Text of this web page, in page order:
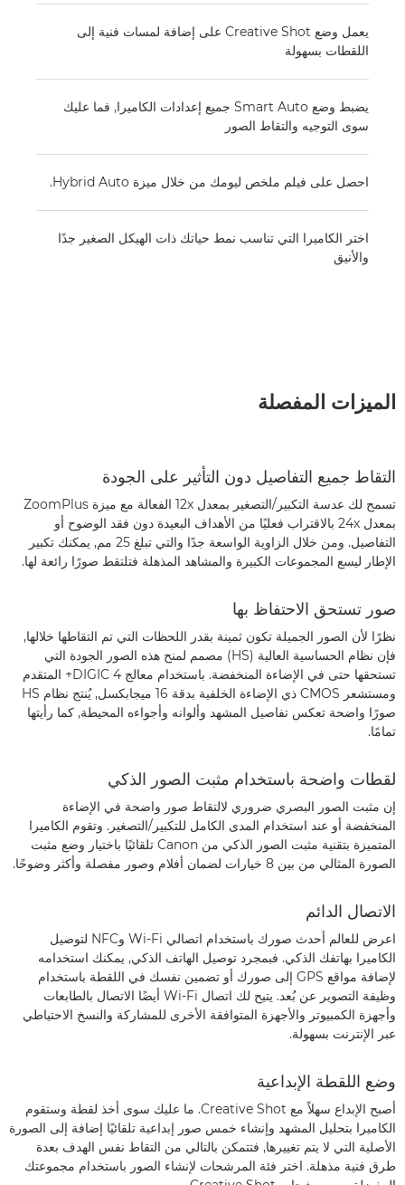
يعمل وضع Creative Shot على إضافة لمسات فنية إلى
اللقطات بسهولة
يضبط وضع Smart Auto جميع إعدادات الكاميرا, فما عليك
سوى التوجيه والتقاط الصور
احصل على فيلم ملخص ليومك من خلال ميزة Hybrid Auto.
اختر الكاميرا التي تناسب نمط حياتك ذات الهيكل الصغير جدًا
والأنيق
الميزات المفصلة
التقاط جميع التفاصيل دون التأثير على الجودة
تسمح لك عدسة التكبير/التصغير بمعدل 12x الفعالة مع ميزة ZoomPlus
بمعدل 24x بالاقتراب فعليًا من الأهداف البعيدة دون فقد الوضوح أو
التفاصيل. ومن خلال الزاوية الواسعة جدًا والتي تبلغ 25 مم, يمكنك تكبير
الإطار ليسع المجموعات الكبيرة والمشاهد المذهلة فتلتقط صورًا رائعة لها.
صور تستحق الاحتفاظ بها
نظرًا لأن الصور الجميلة تكون ثمينة بقدر اللحظات التي تم التقاطها خلالها,
فإن نظام الحساسية العالية (HS) مصمم لمنح هذه الصور الجودة التي
تستحقها حتى في الإضاءة المنخفضة. باستخدام معالج DIGIC 4+ المتقدم
ومستشعر CMOS ذي الإضاءة الخلفية بدقة 16 ميجابكسل, يُنتج نظام HS
صورًا واضحة تعكس تفاصيل المشهد وألوانه وأجواءه المحيطة, كما رأيتها
تمامًا.
لقطات واضحة باستخدام مثبت الصور الذكي
إن مثبت الصور البصري ضروري لالتقاط صور واضحة في الإضاءة
المنخفضة أو عند استخدام المدى الكامل للتكبير/التصغير. وتقوم الكاميرا
المتميزة بتقنية ‏مثبت الصور الذكي من Canon تلقائيًا باختيار وضع مثبت
الصورة المثالي من بين 8 خيارات لضمان أفلام وصور مفصلة وأكثر وضوحًا.
الاتصال الدائم
اعرض للعالم أحدث صورك باستخدام اتصالي Wi-Fi وNFC لتوصيل
الكاميرا بهاتفك الذكي. فبمجرد توصيل الهاتف الذكي, يمكنك استخدامه
لإضافة مواقع GPS إلى صورك أو تضمين نفسك في اللقطة باستخدام
وظيفة التصوير عن بُعد. يتيح لك اتصال Wi-Fi أيضًا الاتصال بالطابعات
وأجهزة الكمبيوتر والأجهزة المتوافقة الأخرى للمشاركة والنسخ الاحتياطي
عبر الإنترنت بسهولة.
وضع اللقطة الإبداعية
أصبح الإبداع سهلاً مع Creative Shot. ما عليك سوى أخذ لقطة وستقوم
الكاميرا بتحليل المشهد وإنشاء خمس صور إبداعية تلقائيًا إضافة إلى الصورة
الأصلية التي لا يتم تغييرها, فتتمكن بالتالي من التقاط نفس الهدف بعدة
طرق فنية مذهلة. اختر فئة المرشحات لإنشاء الصور باستخدام مجموعتك